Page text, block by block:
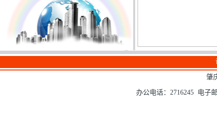
肇
办公电话：2716245 电子